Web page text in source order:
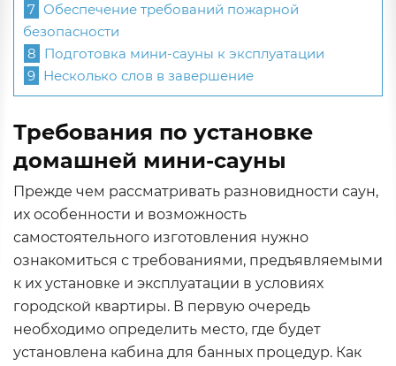
7 Обеспечение требований пожарной
безопасности
8 Подготовка мини-сауны к эксплуатации
9 Несколько слов в завершение
Требования по установке
домашней мини-сауны
Прежде чем рассматривать разновидности саун,
их особенности и возможность
самостоятельного изготовления нужно
ознакомиться с требованиями, предъявляемыми
к их установке и эксплуатации в условиях
городской квартиры. В первую очередь
необходимо определить место, где будет
установлена кабина для банных процедур. Как